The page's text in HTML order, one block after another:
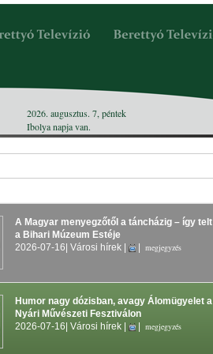
2026. augusztus. 7, péntek
Ibolyanapja van.
A Magyar menyegzőtől a táncházig – így telt
a Bihari Múzeum Estéje
2026-07-16 | Városi hírek | megjegyzés
Humor nagy dózisban, avagy Álomügyelet a
Nyári Művészeti Fesztiválon
2026-07-16 | Városi hírek | megjegyzés